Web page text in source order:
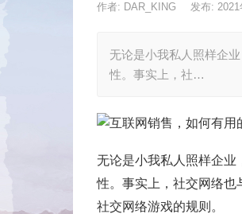
作者: DAR_KING 发布: 2021
无论是小我私人照样企
性。事实上，社…
无论是小我私人照样企业
性。事实上，社交网络也
社交网络游戏的规则。